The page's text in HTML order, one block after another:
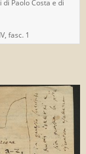
di Paolo Costa e di
fasc. 1